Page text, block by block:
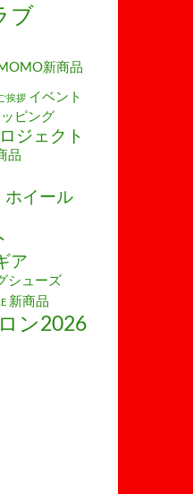
ブ
新商品
挨拶 イベント
ピング
ジェクト
品
ホイール
ア
シューズ
新商品
ン2026